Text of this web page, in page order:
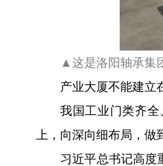
▲这是洛阳轴承集
产业大厦不能建立
我国工业门类齐
上，向深向细布局，做
习近平总书记高度